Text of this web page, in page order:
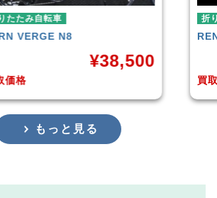
折りたたみ自転車
RENAULT LIGHT-8 AL-FDB140
買取価格
¥16,799
もっと見る